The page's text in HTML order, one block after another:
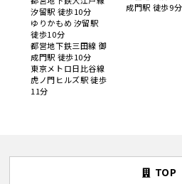
汐留駅 徒歩10分
ゆりかもめ 汐留駅
徒歩10分
都営地下鉄三田線 御
成門駅 徒歩10分
東京メトロ日比谷線
虎ノ門ヒルズ駅 徒歩
11分
成門駅 徒歩9分
TOP